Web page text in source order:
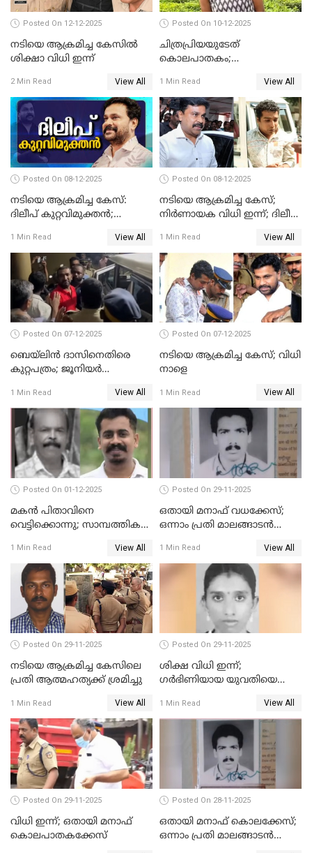
Posted On 12-12-2025
നടിയെ ആക്രമിച്ച കേസിൽ
ശിക്ഷാ വിധി ഇന്ന്
2 Min Read View All
Posted On 10-12-2025
ചിത്രപ്രിയയുടേത്
കൊലപാതകം;
സമ്മതിച്ചെന്ന് പൊലീസ്
1 Min Read View All
Posted On 08-12-2025
നടിയെ ആക്രമിച്ച കേസ്:
ദിലീപ് കുറ്റവിമുക്തന്‍;
പ്രതികള്‍ കുറ്റക്കാര്‍;
ശിക്ഷവിധി 12 ന്
1 Min Read View All
Posted On 08-12-2025
നടിയെ ആക്രമിച്ച കേസ്;
നിർണായക വിധി ഇന്ന്; ദിലീപ്
1 Min Read View All
Posted On 07-12-2025
ബെയ്‌ലിന്‍ ദാസിനെതിരെ
കുറ്റപത്രം; ജൂനിയർ
മർദിച്ച കേസ്
1 Min Read View All
Posted On 07-12-2025
നടിയെ ആക്രമിച്ച കേസ്; വിധി
നാളെ
1 Min Read View All
Posted On 01-12-2025
മകൻ പിതാവിനെ
വെട്ടിക്കൊന്നു; സാമ്പത്തിക
1 Min Read View All
Posted On 29-11-2025
ഒതായി മനാഫ് വധക്കേസ്;
ഒന്നാം പ്രതി മാലങ്ങാടൻ
ഒരു ലക്ഷം രൂപ പിഴ
1 Min Read View All
Posted On 29-11-2025
നടിയെ ആക്രമിച്ച കേസിലെ
പ്രതി ആത്മഹത്യക്ക് ശ്രമിച്ചു
1 Min Read View All
Posted On 29-11-2025
ശിക്ഷ വിധി ഇന്ന്;
ഗർഭിണിയായ യുവതിയെ
കേസ്
1 Min Read View All
Posted On 29-11-2025
വിധി ഇന്ന്; ഒതായി മനാഫ്
കൊലപാതകക്കേസ്
Posted On 28-11-2025
ഒതായി മനാഫ് കൊലക്കേസ്;
ഒന്നാം പ്രതി മാലങ്ങാടന്‍